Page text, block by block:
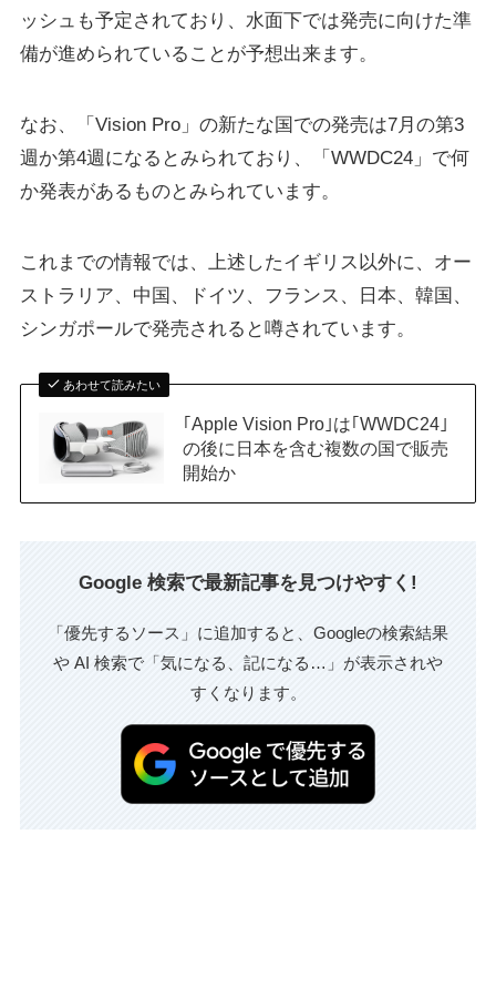
ッシュも予定されており、水面下では発売に向けた準
備が進められていることが予想出来ます。
なお、「Vision Pro」の新たな国での発売は7月の第3
週か第4週になるとみられており、「WWDC24」で何
か発表があるものとみられています。
これまでの情報では、上述したイギリス以外に、オー
ストラリア、中国、ドイツ、フランス、日本、韓国、
シンガポールで発売されると噂されています。
あわせて読みたい
｢Apple Vision Pro｣は｢WWDC24｣
の後に日本を含む複数の国で販売
開始か
Google 検索で最新記事を見つけやすく!
「優先するソース」に追加すると、Googleの検索結果
や AI 検索で「気になる、記になる…」が表示されや
すくなります。